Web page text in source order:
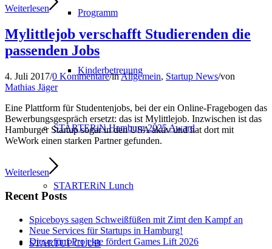
Programm
Kinderbetreuung
STARTERiN Hamburg 2025 Award
STARTERiN Lunch
STARTUP CLUB
Weiterlesen
Mylittlejob verschafft Studierenden die
passenden Jobs
4. Juli 2017/0 Kommentare/inAllgemein, Startup News/von
Mathias Jäger
Eine Plattform für Studentenjobs, bei der ein Online-Fragebogen das
Bewerbungsgespräch ersetzt: das ist Mylittlejob. Inzwischen ist das
Hamburger Startup sogar in den USA aktiv und hat dort mit
WeWork einen starken Partner gefunden.
Weiterlesen
Recent Posts
Spiceboys sagen Schweißfüßen mit Zimt den Kampf an
Neue Services für Startups in Hamburg!
Diese fünf Projekte fördert Games Lift 2026